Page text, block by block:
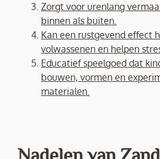
Zorgt voor urenlang
binnen als buiten.
Kan een rustgevend effect
volwassenen en helpen
Educatief speelgoed dat
bouwen, vormen en
materialen.
Nadelen van